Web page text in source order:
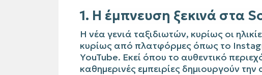
1. Η έμπνευση ξεκινά στα
Η νέα γενιά ταξιδιωτών, κυρίως οι
κυρίως από πλατφόρμες όπως το
YouTube. Εκεί όπου το αυθεντικό
καθημερινές εμπειρίες δημιουργούν